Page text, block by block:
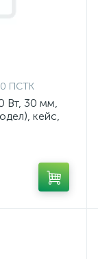
ПСТК
Вт, 30 мм,
кейс,